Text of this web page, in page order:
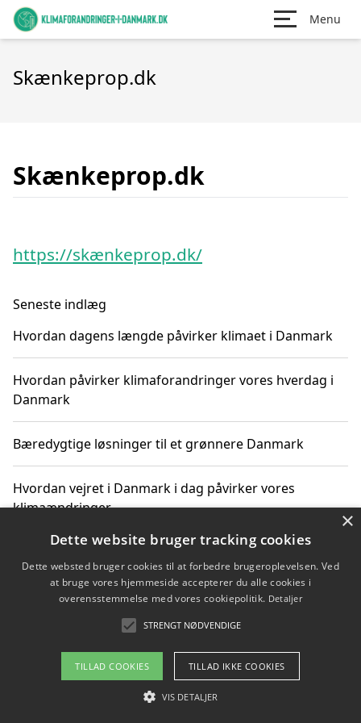
Menu
Skænkeprop.dk
Skænkeprop.dk
https://skænkeprop.dk/
Seneste indlæg
Hvordan dagens længde påvirker klimaet i Danmark
Hvordan påvirker klimaforandringer vores hverdag i
Danmark
Bæredygtige løsninger til et grønnere Danmark
Hvordan vejret i Danmark i dag påvirker vores
klimaændringer
Hvordan klimaændringer påvirker danske unges
gaveønsker
Om / kontakt
Blog Betingelser
×
Dette website bruger tracking cookies
Dette websted bruger cookies til at forbedre brugeroplevelsen. Ved
at bruge vores hjemmeside accepterer du alle cookies i
overensstemmelse med vores cookiepolitik. Detaljer
STRENGT NØDVENDIGE
TILLAD COOKIES TILLAD IKKE COOKIES
VIS DETALJER